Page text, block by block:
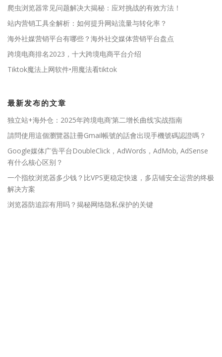
爬虫浏览器常见问题解决大揭秘：应对挑战的有效方法！
站内营销工具全解析：如何提升网站流量与转化率？
海外社媒营销平台有哪些？海外社交媒体营销平台盘点
跨境电商排名2023，十大跨境电商平台介绍
Tiktok魔法上网软件•用魔法看tiktok
最新发布的文章
独立站+海外仓：2025年跨境电商’第二增长曲线’实战指南
請問使用這個瀏覽器註冊Gmail帳號的話會出現手機號碼認證嗎？
Google媒体广告平台DoubleClick，AdWords，AdMob, AdSense
有什么核心区别？
一个指纹浏览器多少钱？比VPS更稳定快速，多店铺安全运营的终极
解决方案
浏览器防追踪有用吗？揭秘网络隐私保护的关键